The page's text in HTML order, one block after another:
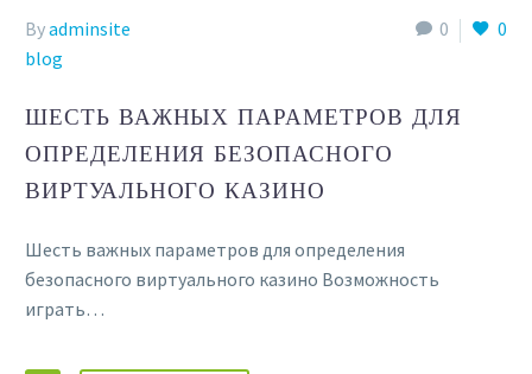
0 0
Byadminsite
blog
ШЕСТЬ ВАЖНЫХ ПАРАМЕТРОВ ДЛЯ
ОПРЕДЕЛЕНИЯ БЕЗОПАСНОГО
ВИРТУАЛЬНОГО КАЗИНО
Шесть важных параметров для определения
безопасного виртуального казино Возможность
играть…